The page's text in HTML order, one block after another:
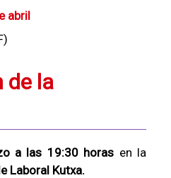
abril
de la
a las 19:30 horas en la
Laboral Kutxa.